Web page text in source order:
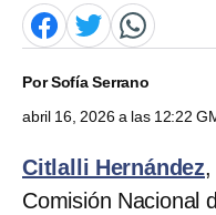
PorSofía Serrano
abril 16, 2026 a las 12:22
Citlalli Hernández,
Comisión Nacional